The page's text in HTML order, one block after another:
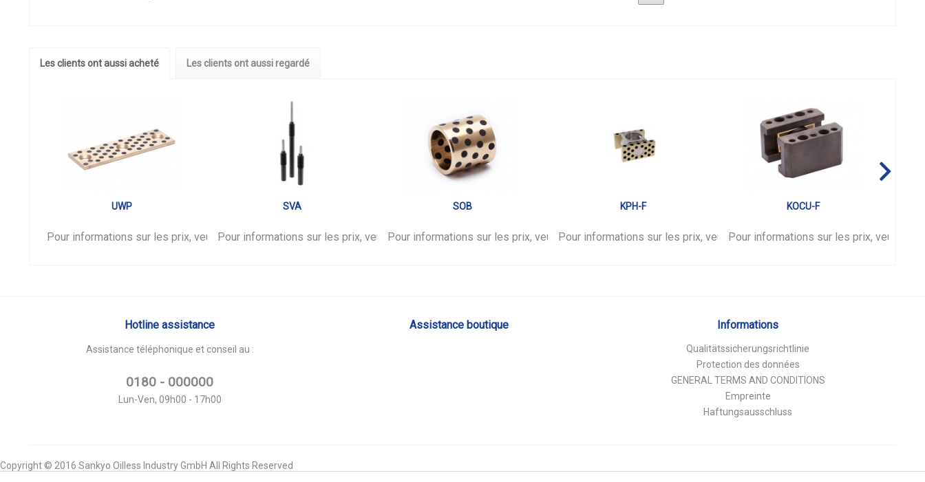
Les clients ont aussi acheté Les clients ont aussi regardé
UWP
Pour informations sur les prix, veuillez vousconnecter.
SVA
Pour informations sur les prix, veuillez vousconnecter.
SOB
Pour informations sur les prix, veuillez vousconnecter.
KPH-F
Pour informations sur les prix, veuillez vousconnecter.
KOCU-F
Pour informations sur les prix, veuillez
Hotline assistance
Assistance téléphonique et conseil au :
0180 - 000000
Lun-Ven, 09h00 - 17h00
Assistance boutique Informations
Qualitätssicherungsrichtlinie
Protection des données
GENERAL TERMS AND CONDITIONS
Empreinte
Haftungsausschluss
Copyright © 2016 Sankyo Oilless Industry GmbH All Rights Reserved